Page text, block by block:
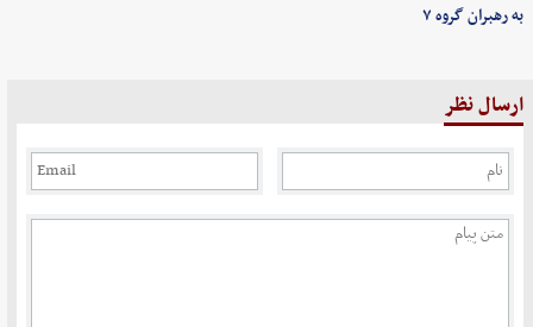
به رهبران گروه ۷
ارسال نظر